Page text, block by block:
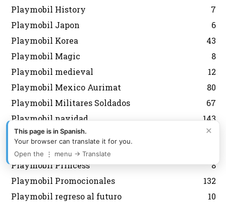
Playmobil History
7
Playmobil Japon
6
Playmobil Korea
43
Playmobil Magic
8
Playmobil medieval
12
Playmobil Mexico Aurimat
80
Playmobil Militares Soldados
67
Playmobil navidad
143
Playmobil Nordistas
Playmobil Personalizados Custom
Playmobil Princess
8
Playmobil Promocionales
132
Playmobil regreso al futuro
10
×
This page is in Spanish.
Your browser can translate it for you.
Open the ⋮ menu → Translate